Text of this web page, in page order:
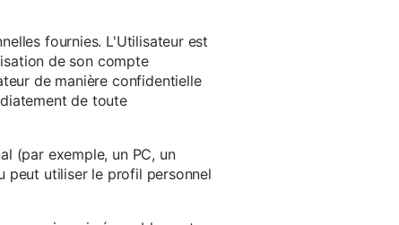
fournies. L'Utilisateur est
de son compte
de manière confidentielle
de toute
(par exemple, un PC, un
peut utiliser le profil personnel